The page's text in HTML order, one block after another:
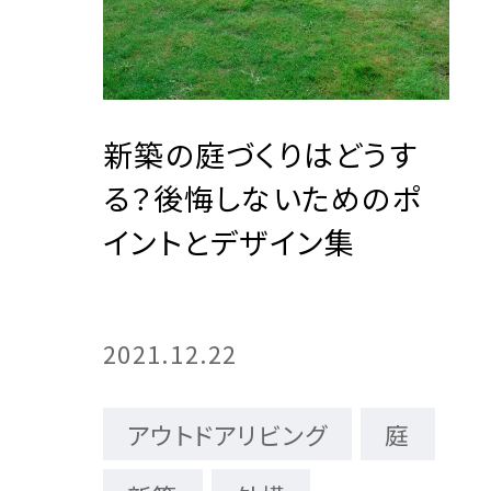
新築の庭づくりはどうす
る？後悔しないためのポ
イントとデザイン集
2021.12.22
アウトドアリビング
庭